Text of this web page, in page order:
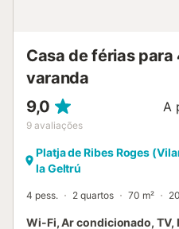
Casa de férias para
varanda
9,0
9 avaliações
A
Platja de Ribes Roges
la Geltrú
4 pess. 2 quartos 70 m²
Wi-Fi, Ar condicionado, TV,